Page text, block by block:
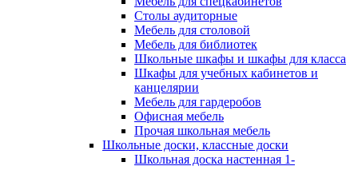
Столы аудиторные
Мебель для столовой
Мебель для библиотек
Школьные шкафы и шкафы для класса
Шкафы для учебных кабинетов и
канцелярии
Мебель для гардеробов
Офисная мебель
Прочая школьная мебель
Школьные доски, классные доски
Школьная доска настенная 1-